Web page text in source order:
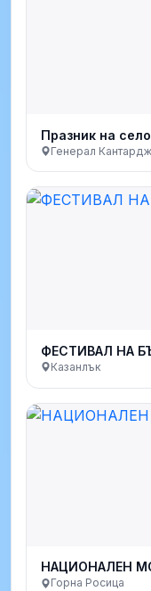
Празник на
Генерал
ФЕСТИВАЛ НА
Казанлък
НАЦИОНАЛЕН
Горна Росица